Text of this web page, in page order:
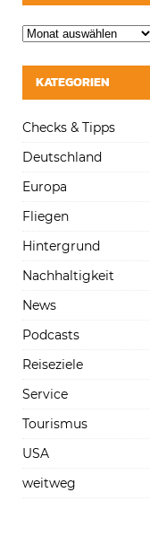
KATEGORIEN
Checks & Tipps
Deutschland
Europa
Fliegen
Hintergrund
Nachhaltigkeit
News
Podcasts
Reiseziele
Service
Tourismus
USA
weitweg